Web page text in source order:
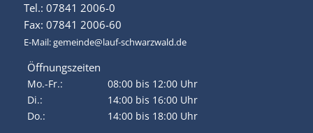
Tel.: 07841 2006-0
Fax: 07841 2006-60
E-Mail:gemeinde@lauf-schwarzwald.de
Öffnungszeiten
Mo.-Fr.:
08:00 bis 12:00 Uhr
Di.:
14:00 bis 16:00 Uhr
Do.:
14:00 bis 18:00 Uhr